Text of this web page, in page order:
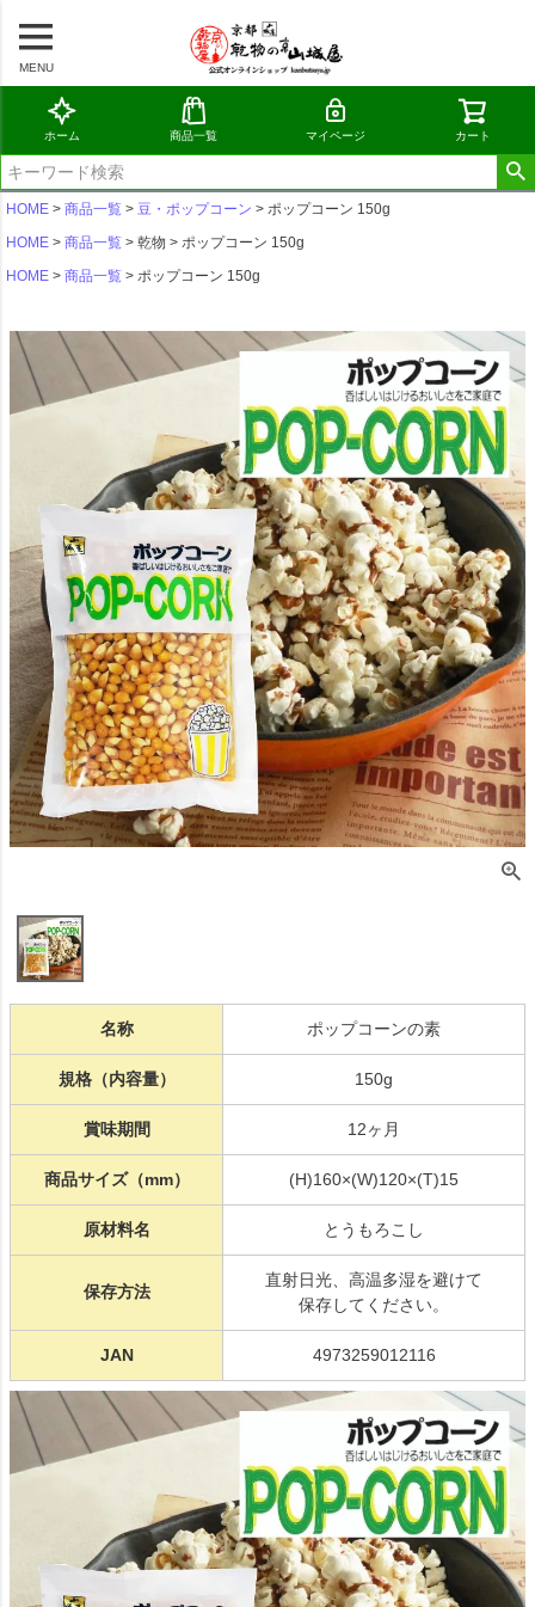
MENU
ホーム 商品一覧 マイページ カート
HOME 商品一覧 豆・ポップコーン
ポップコーン 150g
HOME
商品一覧 乾物
ポップコーン 150g
HOME
商品一覧 ポップコーン 150g
名称 ポップコーンの素
規格（内容量） 150g
賞味期間 12ヶ月
商品サイズ（mm） (H)160×(W)120×(T)15
原材料名 とうもろこし
保存方法
直射日光、高温多湿を避けて
保存してください。
JAN 4973259012116